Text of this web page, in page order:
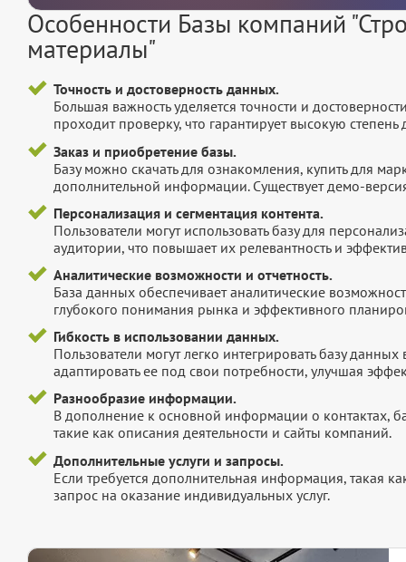
Особенности Базы компаний
материалы"
Точность и достоверность данных.
Большая важность уделяется точности и
проходит проверку, что гарантирует высокую
Заказ и приобретение базы.
Базу можно скачать для ознакомления, купить для
дополнительной информации. Существует демо-
Персонализация и сегментация контента.
Пользователи могут использовать базу для
аудитории, что повышает их релевантность и
Аналитические возможности и отчетность.
База данных обеспечивает аналитические
глубокого понимания рынка и эффективного
Гибкость в использовании данных.
Пользователи могут легко интегрировать базу
адаптировать ее под свои потребности, улучшая
Разнообразие информации.
В дополнение к основной информации о контактах,
такие как описания деятельности и сайты компаний.
Дополнительные услуги и запросы.
Если требуется дополнительная информация, такая
запрос на оказание индивидуальных услуг.